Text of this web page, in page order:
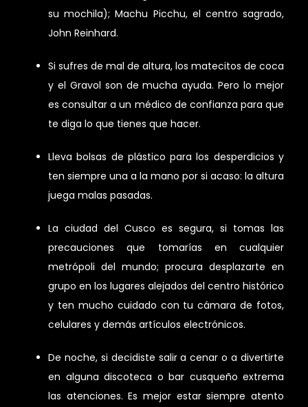
su mochila); Machu Picchu, el centro sagrado,
John Reinhard.
Si sufres de mal de altura, los matecitos de coca
y el Gravol son de mucha ayuda. Pero lo mejor
es consultar a un médico de confianza para que
te diga lo que tienes que hacer.
Lleva bolsas de plástico para los desperdicios y
ten siempre una a la mano por si acaso: la altura
juega malas pasadas.
La ciudad del Cusco es segura, si tomas las
precauciones que tomarías en cualquier
metrópoli del mundo; procura desplazarte en
grupo en los lugares alejados del centro histórico
y ten mucho cuidado con tu cámara de fotos,
celulares y demás artículos electrónicos.
De noche, si decidiste salir a cenar o a divertirte
en alguna discoteca o bar cusqueño extrema
las atenciones. Es mejor estar siempre atento